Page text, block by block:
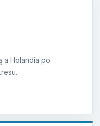
a Holandia po